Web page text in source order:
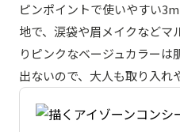
ピンポイントで使いやすい
地で、涙袋や眉メイクなどマ
りピンクなベージュカラー
出ないので、大人も取り入れ